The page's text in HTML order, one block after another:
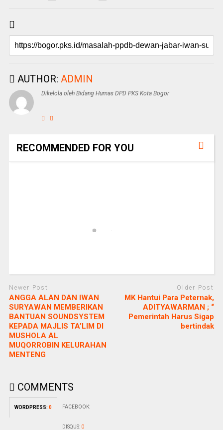
AUTHOR: ADMIN
Dikelola oleh Bidang Humas DPD PKS Kota Bogor
RECOMMENDED FOR YOU
Newer Post
ANGGA ALAN DAN IWAN
SURYAWAN MEMBERIKAN
BANTUAN SOUNDSYSTEM
KEPADA MAJLIS TA’LIM DI
MUSHOLA AL
MUQORROBIN KELURAHAN
MENTENG
Older Post
MK Hantui Para Peternak,
ADITYAWARMAN ; “
Pemerintah Harus Sigap
bertindak
COMMENTS
WORDPRESS: 0 FACEBOOK:
DISQUS: 0